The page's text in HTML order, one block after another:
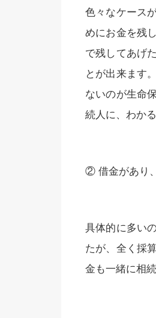
色々なケース
めにお金を残
で残してあげ
とが出来ます
ないのが生命
続人に、わか
② 借金があり
具体的に多い
たが、全く採
金も一緒に相